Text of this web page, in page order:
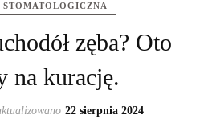
zęba? Oto
na kurację.
22 sierpnia 2024